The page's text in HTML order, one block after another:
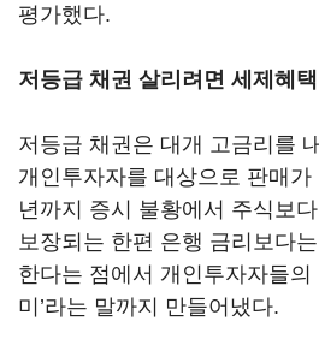
평가했다.
저등급 채권 살리려면 세제혜
저등급 채권은 대개 고금리를
개인투자자를 대상으로 판매
년까지 증시 불황에서 주식보
보장되는 한편 은행 금리보다
한다는 점에서 개인투자자들의
미’라는 말까지 만들어냈다.